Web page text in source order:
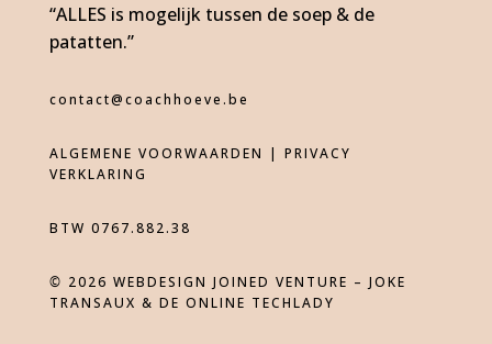
“ALLES is mogelijk tussen de soep & de
patatten.”
contact@coachhoeve.be
ALGEMENE VOORWAARDEN | PRIVACY
VERKLARING
BTW 0767.882.38
© 2026 WEBDESIGN JOINED VENTURE – JOKE
TRANSAUX & DE ONLINE TECHLADY